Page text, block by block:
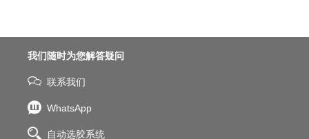
我们随时为您解答疑问
联系我们
WhatsApp
自动选胶系统